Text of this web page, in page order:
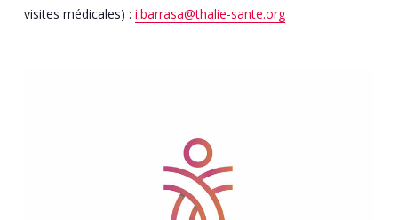
visites médicales) : i.barrasa@thalie-sante.org